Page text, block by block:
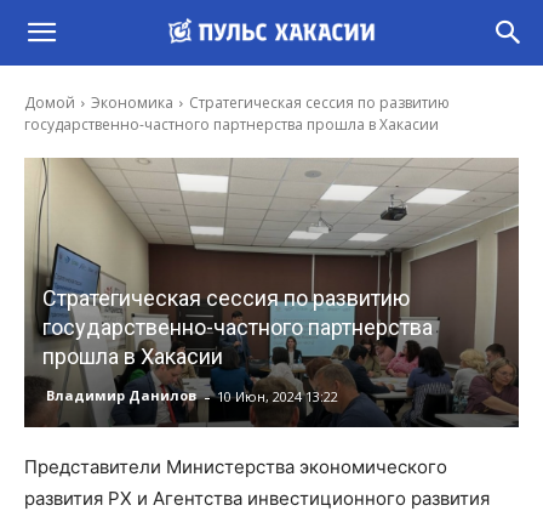
Домой Экономика
Стратегическая сессия по развитию
государственно-частного партнерства прошла в Хакасии
Стратегическая сессия по развитию
государственно-частного партнерства
прошла в Хакасии
Владимир Данилов - 10 Июн, 2024 13:22
Представители Министерства экономического
развития РХ и Агентства инвестиционного развития